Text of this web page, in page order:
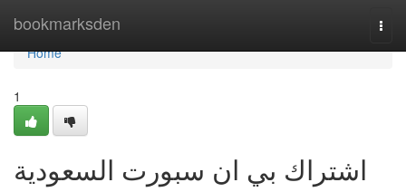
bookmarksden
Home
Home
1
اشتراك بي ان سبورت السعودية